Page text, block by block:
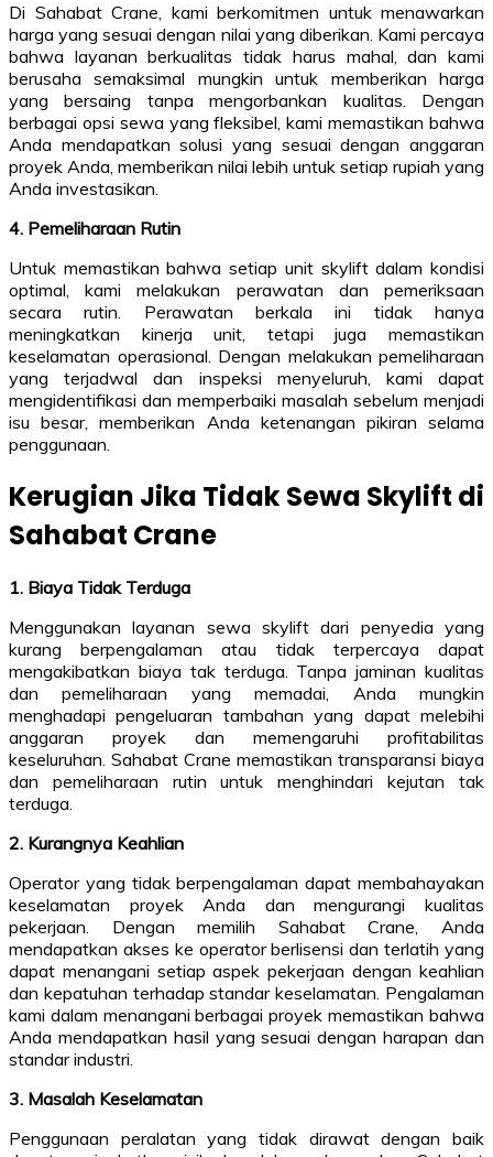
Di Sahabat Crane, kami berkomitmen untuk menawarkan
harga yang sesuai dengan nilai yang diberikan. Kami percaya
bahwa layanan berkualitas tidak harus mahal, dan kami
berusaha semaksimal mungkin untuk memberikan harga
yang bersaing tanpa mengorbankan kualitas. Dengan
berbagai opsi sewa yang fleksibel, kami memastikan bahwa
Anda mendapatkan solusi yang sesuai dengan anggaran
proyek Anda, memberikan nilai lebih untuk setiap rupiah yang
Anda investasikan.
4. Pemeliharaan Rutin
Untuk memastikan bahwa setiap unit skylift dalam kondisi
optimal, kami melakukan perawatan dan pemeriksaan
secara rutin. Perawatan berkala ini tidak hanya
meningkatkan kinerja unit, tetapi juga memastikan
keselamatan operasional. Dengan melakukan pemeliharaan
yang terjadwal dan inspeksi menyeluruh, kami dapat
mengidentifikasi dan memperbaiki masalah sebelum menjadi
isu besar, memberikan Anda ketenangan pikiran selama
penggunaan.
Kerugian Jika Tidak Sewa Skylift di
Sahabat Crane
1. Biaya Tidak Terduga
Menggunakan layanan sewa skylift dari penyedia yang
kurang berpengalaman atau tidak terpercaya dapat
mengakibatkan biaya tak terduga. Tanpa jaminan kualitas
dan pemeliharaan yang memadai, Anda mungkin
menghadapi pengeluaran tambahan yang dapat melebihi
anggaran proyek dan memengaruhi profitabilitas
keseluruhan. Sahabat Crane memastikan transparansi biaya
dan pemeliharaan rutin untuk menghindari kejutan tak
terduga.
2. Kurangnya Keahlian
Operator yang tidak berpengalaman dapat membahayakan
keselamatan proyek Anda dan mengurangi kualitas
pekerjaan. Dengan memilih Sahabat Crane, Anda
mendapatkan akses ke operator berlisensi dan terlatih yang
dapat menangani setiap aspek pekerjaan dengan keahlian
dan kepatuhan terhadap standar keselamatan. Pengalaman
kami dalam menangani berbagai proyek memastikan bahwa
Anda mendapatkan hasil yang sesuai dengan harapan dan
standar industri.
3. Masalah Keselamatan
Penggunaan peralatan yang tidak dirawat dengan baik